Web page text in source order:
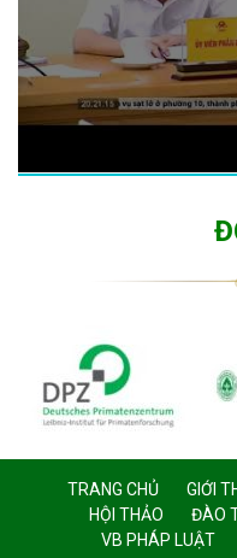
TRANG CHỦ GIỚI
HỘI THẢO
ĐÀO
VB PHÁP LUẬT